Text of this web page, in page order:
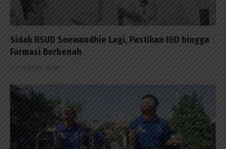
Sidak RSUD Soewandhie Lagi, Pastikan IGD hingga
Farmasi Berbenah
08/08/2026 - 13:48